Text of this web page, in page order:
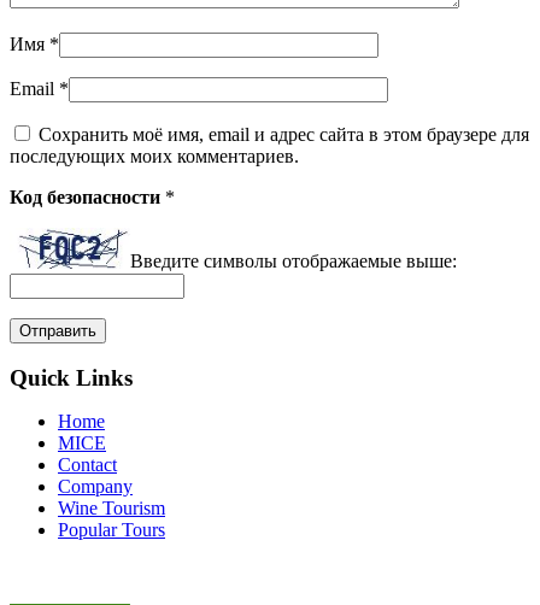
Имя *
Email *
Сохранить моё имя, email и адрес сайта в этом браузере для
последующих моих комментариев.
Код безопасности *
Введите символы отображаемые выше:
Quick Links
Home
MICE
Contact
Company
Wine Tourism
Popular Tours